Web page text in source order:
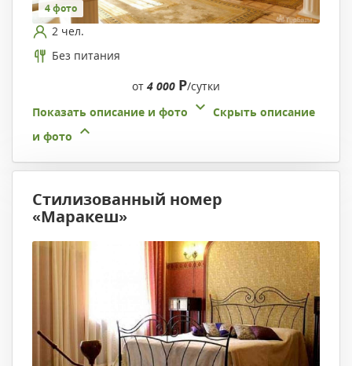
4 фото
2 чел.
Без питания
от 4 000 Р/сутки
Показать описание и фото
Скрыть описание
и фото
Стилизованный номер
«Маракеш»